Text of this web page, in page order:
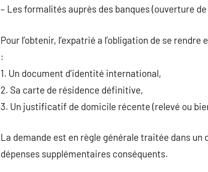
– Les formalités auprès des banques (ouverture
Pour l’obtenir, l’expatrié a l’obligation de se
:
1. Un document d’identité international,
2. Sa carte de résidence définitive,
3. Un justificatif de domicile récente (relevé ou
La demande est en règle générale traitée dans un
dépenses supplémentaires conséquents.